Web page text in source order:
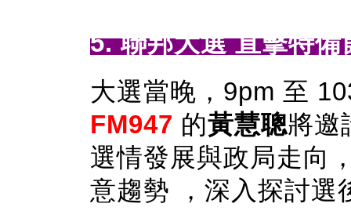
5. 聯邦大選 直擊特備
大選當晚，9pm 至
FM947 的黃慧聰將邀
選情發展與政局走向
意趨勢 ，深入探討選